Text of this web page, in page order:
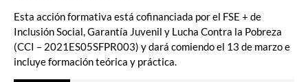
Esta acción formativa está cofinanciada por el FSE + de
Inclusión Social, Garantía Juvenil y Lucha Contra la Pobreza
(CCI – 2021ES05SFPR003) y dará comiendo el 13 de marzo e
incluye formación teórica y práctica.